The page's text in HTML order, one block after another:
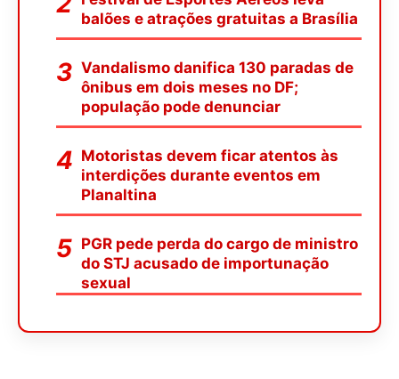
balões e atrações gratuitas a Brasília
Vandalismo danifica 130 paradas de
ônibus em dois meses no DF;
população pode denunciar
Motoristas devem ficar atentos às
interdições durante eventos em
Planaltina
PGR pede perda do cargo de ministro
do STJ acusado de importunação
sexual